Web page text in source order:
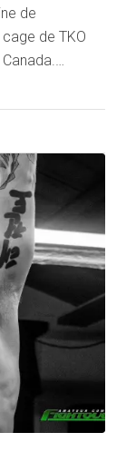
de
de TKO